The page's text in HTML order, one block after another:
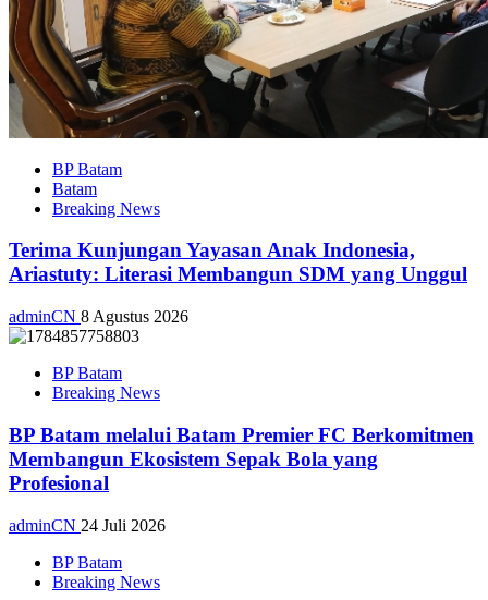
BP Batam
Batam
Breaking News
Terima Kunjungan Yayasan Anak Indonesia,
Ariastuty: Literasi Membangun SDM yang Unggul
adminCN 8 Agustus 2026
BP Batam
Breaking News
BP Batam melalui Batam Premier FC Berkomitmen
Membangun Ekosistem Sepak Bola yang
Profesional
adminCN 24 Juli 2026
BP Batam
Breaking News